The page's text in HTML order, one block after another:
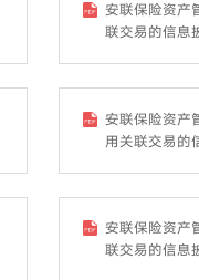
安联保险资产
联交易的信息
安联保险资产
用关联交易的
安联保险资产
联交易的信息